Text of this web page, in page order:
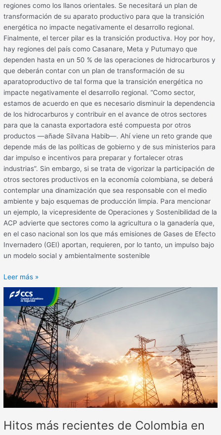
regiones como los llanos orientales. Se necesitará un plan de
transformación de su aparato productivo para que la transición
energética no impacte negativamente el desarrollo regional.
Finalmente, el tercer pilar es la transición productiva. Hoy por hoy,
hay regiones del país como Casanare, Meta y Putumayo que
dependen hasta en un 50 % de las operaciones de hidrocarburos y
que deberán contar con un plan de transformación de su
aparatoproductivo de tal forma que la transición energética no
impacte negativamente el desarrollo regional. “Como sector,
estamos de acuerdo en que es necesario disminuir la dependencia
de los hidrocarburos y contribuir en el avance de otros sectores
para que la canasta exportadora esté compuesta por otros
productos —añade Silvana Habib—. Ahí viene un reto grande que
depende más de las políticas de gobierno y de sus ministerios para
dar impulso e incentivos para preparar y fortalecer otras
industrias”. Sin embargo, si se trata de vigorizar la participación de
otros sectores productivos en la economía colombiana, se deberá
contemplar una dinamización que sea responsable con el medio
ambiente y bajo esquemas de producción limpia. Para mencionar
un ejemplo, la vicepresidente de Operaciones y Sostenibilidad de la
ACP advierte que sectores como la agricultura o la ganadería que,
en el caso nacional son los que más emisiones de Gases de Efecto
Invernadero (GEI) aportan, requieren, por lo tanto, un impulso bajo
un modelo social y ambientalmente sostenible
Leer más »
Hitos más recientes de Colombia en
Hitos
recientes
de
Colombia
en
materia
de
transición
energética